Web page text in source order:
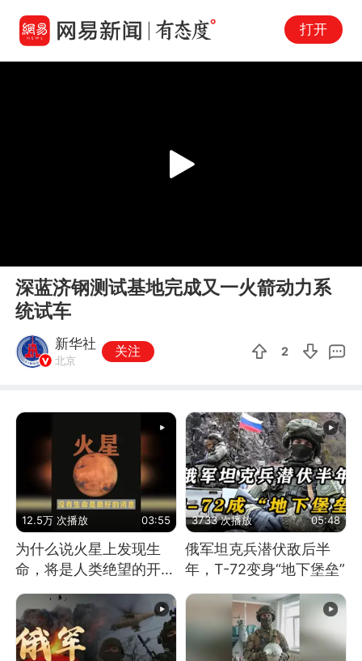
打开
Play
深蓝济钢测试基地完成又一火箭动力系
统试车
新华社
北京
关注 2
12.5万 次播放 03:55
为什么说火星上发现生
命，将是人类绝望的开
始？
3733 次播放 05:48
俄军坦克兵潜伏敌后半
年，T-72变身“地下堡垒”